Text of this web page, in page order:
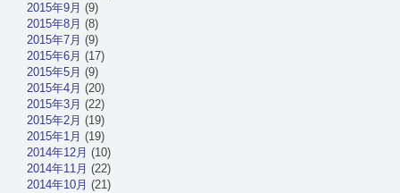
2015年9月 (9)
2015年8月 (8)
2015年7月 (9)
2015年6月 (17)
2015年5月 (9)
2015年4月 (20)
2015年3月 (22)
2015年2月 (19)
2015年1月 (19)
2014年12月 (10)
2014年11月 (22)
2014年10月 (21)